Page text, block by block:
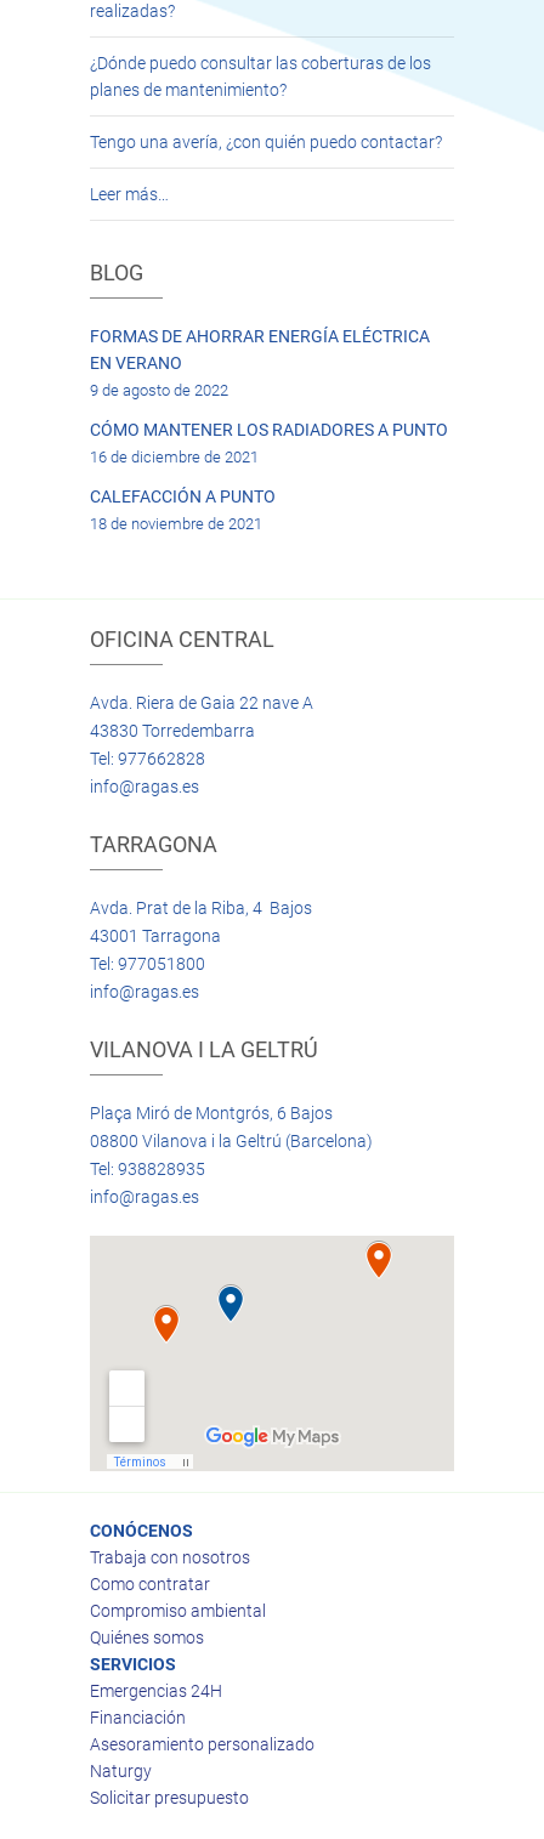
realizadas?
¿Dónde puedo consultar las coberturas de los
planes de mantenimiento?
Tengo una avería, ¿con quién puedo contactar?
Leer más…
BLOG
FORMAS DE AHORRAR ENERGÍA ELÉCTRICA
EN VERANO
9 de agosto de 2022
CÓMO MANTENER LOS RADIADORES A PUNTO
16 de diciembre de 2021
CALEFACCIÓN A PUNTO
18 de noviembre de 2021
OFICINA CENTRAL
Avda. Riera de Gaia 22 nave A
43830 Torredembarra
Tel: 977662828
info@ragas.es
TARRAGONA
Avda. Prat de la Riba, 4 Bajos
43001 Tarragona
Tel: 977051800
info@ragas.es
VILANOVA I LA GELTRÚ
Plaça Miró de Montgrós, 6 Bajos
08800 Vilanova i la Geltrú (Barcelona)
Tel: 938828935
info@ragas.es
CONÓCENOS
Trabaja con nosotros
Como contratar
Compromiso ambiental
Quiénes somos
SERVICIOS
Emergencias 24H
Financiación
Asesoramiento personalizado
Naturgy
Solicitar presupuesto